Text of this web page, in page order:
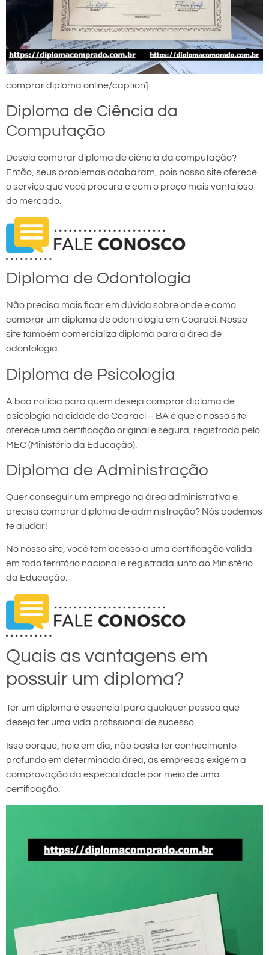
comprar diploma online/caption]
Diploma de Ciência da
Computação
Deseja comprar diploma de ciência da computação?
Então, seus problemas acabaram, pois nosso site oferece
o serviço que você procura e com o preço mais vantajoso
do mercado.
Diploma de Odontologia
Não precisa mais ficar em dúvida sobre onde e como
comprar um diploma de odontologia em Coaraci. Nosso
site também comercializa diploma para a área de
odontologia.
Diploma de Psicologia
A boa notícia para quem deseja comprar diploma de
psicologia na cidade de Coaraci – BA é que o nosso site
oferece uma certificação original e segura, registrada pelo
MEC (Ministério da Educação).
Diploma de Administração
Quer conseguir um emprego na área administrativa e
precisa comprar diploma de administração? Nós podemos
te ajudar!
No nosso site, você tem acesso a uma certificação válida
em todo território nacional e registrada junto ao Ministério
da Educação.
Quais as vantagens em
possuir um diploma?
Ter um diploma é essencial para qualquer pessoa que
deseja ter uma vida profissional de sucesso.
Isso porque, hoje em dia, não basta ter conhecimento
profundo em determinada área, as empresas exigem a
comprovação da especialidade por meio de uma
certificação.